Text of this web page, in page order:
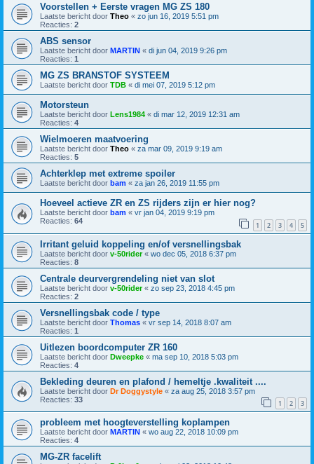
Voorstellen + Eerste vragen MG ZS 180
Laatste bericht door Theo « zo jun 16, 2019 5:51 pm
Reacties: 2
ABS sensor
Laatste bericht door MARTIN « di jun 04, 2019 9:26 pm
Reacties: 1
MG ZS BRANSTOF SYSTEEM
Laatste bericht door TDB « di mei 07, 2019 5:12 pm
Motorsteun
Laatste bericht door Lens1984 « di mar 12, 2019 12:31 am
Reacties: 4
Wielmoeren maatvoering
Laatste bericht door Theo « za mar 09, 2019 9:19 am
Reacties: 5
Achterklep met extreme spoiler
Laatste bericht door bam « za jan 26, 2019 11:55 pm
Hoeveel actieve ZR en ZS rijders zijn er hier nog?
Laatste bericht door bam « vr jan 04, 2019 9:19 pm
Reacties: 64 1 2 3 4 5
Irritant geluid koppeling en/of versnellingsbak
Laatste bericht door v-50rider« wo dec 05, 2018 6:37 pm
Reacties: 8
Centrale deurvergrendeling niet van slot
Laatste bericht door v-50rider« zo sep 23, 2018 4:45 pm
Reacties: 2
Versnellingsbak code / type
Laatste bericht door Thomas « vr sep 14, 2018 8:07 am
Reacties: 1
Uitlezen boordcomputer ZR 160
Laatste bericht door Dweepke « ma sep 10, 2018 5:03 pm
Reacties: 4
Bekleding deuren en plafond / hemeltje .kwaliteit ....
Laatste bericht door Dr Doggystyle « za aug 25, 2018 3:57 pm
Reacties: 33 1 2 3
probleem met hoogteverstelling koplampen
Laatste bericht door MARTIN « wo aug 22, 2018 10:09 pm
Reacties: 4
MG-ZR facelift